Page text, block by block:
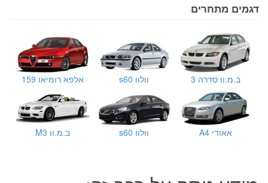
דגמים מתחרים
ב.מ.וו סדרה 3 וולוו s60 אלפא רומיאו 159
אאודי A4 וולוו s60 ב.מ.וו M3